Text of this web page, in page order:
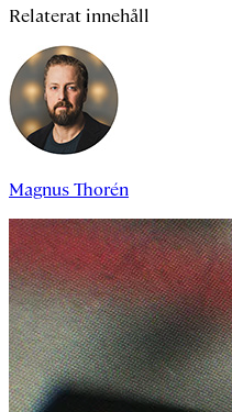
Relaterat innehåll
Magnus Thorén